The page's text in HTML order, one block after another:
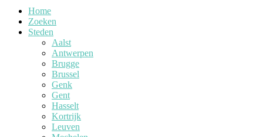
Home
Zoeken
Steden
Aalst
Antwerpen
Brugge
Brussel
Genk
Gent
Hasselt
Kortrijk
Leuven